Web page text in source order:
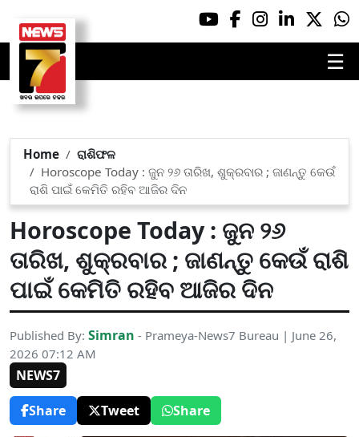
☰
Home
ରାଶିଫଳ
Horoscope Today : ଜୁନ ୨୬ ତାରିଖ, ଶୁକ୍ରବାର ; ଜାଣନ୍ତୁ କେଉଁ
ରାଶି ପାଇଁ କେମିତି ରହିବ ଆଜିର ଦିନ
Horoscope Today : ଜୁନ ୨୬
ତାରିଖ, ଶୁକ୍ରବାର ; ଜାଣନ୍ତୁ କେଉଁ ରାଶି
ପାଇଁ କେମିତି ରହିବ ଆଜିର ଦିନ
Published By: Simran - Prameya-News7 Bureau | June 26,
2026 07:12 AM
NEWS7
Share
Tweet Share